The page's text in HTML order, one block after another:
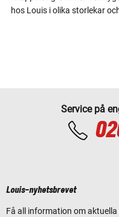
hos Louis i olika storlekar
Service på
Louis-nyhetsbrevet
Få all information om